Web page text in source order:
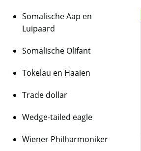
Somalische Aap en
Luipaard
Somalische Olifant
Tokelau en Haaien
Trade dollar
Wedge-tailed eagle
Wiener Philharmoniker